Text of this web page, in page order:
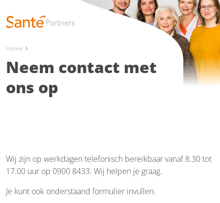
Home chevron_right
Neem contact met
ons op
Wij zijn op werkdagen telefonisch bereikbaar vanaf 8.30 tot
17.00 uur op 0900 8433. Wij helpen je graag.
Je kunt ook onderstaand formulier invullen.